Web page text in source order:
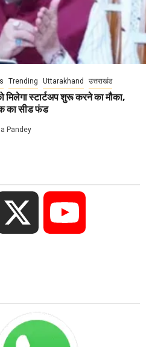
Trending Uttarakhand उत्तराखंड
स्टार्टअप शुरू करने का मौका,
का सीड फंड
Pandey